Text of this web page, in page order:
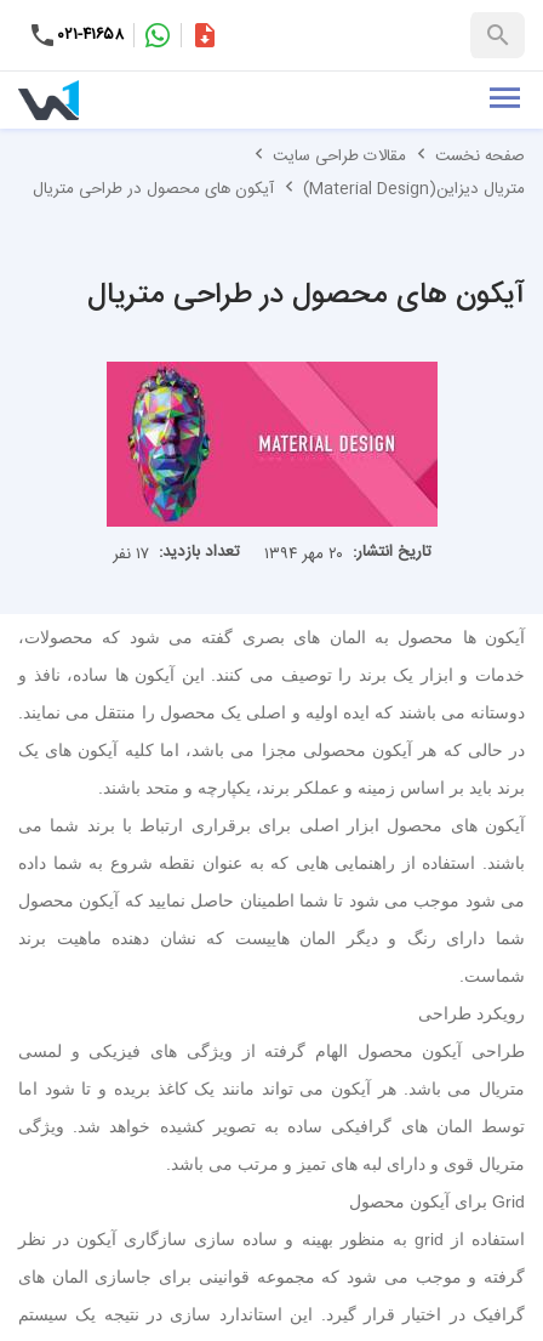
۰۲۱-۴۱۶۵۸
+۹۸-کاتالوگ
صفحه نخست
مقالات طراحی سایت
متریال دیزاین(Material Design)
آیکون های محصول در طراحی متریال
آیکون های محصول در طراحی متریال
تاریخ انتشار: ۲۰ مهر ۱۳۹۴ تعداد بازدید: ۱۷ نفر
آیکون ها محصول به المان های بصری گفته می شود که محصولات،
خدمات و ابزار یک برند را توصیف می کنند. این آیکون ها ساده، نافذ و
دوستانه می باشند که ایده اولیه و اصلی یک محصول را منتقل می نمایند.
در حالی که هر آیکون محصولی مجزا می باشد، اما کلیه آیکون های یک
برند باید بر اساس زمینه و عملکر برند، یکپارچه و متحد باشند.
آیکون های محصول ابزار اصلی برای برقراری ارتباط با برند شما می
باشند. استفاده از راهنمایی هایی که به عنوان نقطه شروع به شما داده
می شود موجب می شود تا شما اطمینان حاصل نمایید که آیکون محصول
شما دارای رنگ و دیگر المان هاییست که نشان دهنده ماهیت برند
شماست.
رویکرد طراحی
طراحی آیکون محصول الهام گرفته از ویژگی های فیزیکی و لمسی
متریال می باشد. هر آیکون می تواند مانند یک کاغذ بریده و تا شود اما
توسط المان های گرافیکی ساده به تصویر کشیده خواهد شد. ویژگی
متریال قوی و دارای لبه های تمیز و مرتب می باشد.
Grid برای آیکون محصول
استفاده از grid به منظور بهینه و ساده سازی سازگاری آیکون در نظر
گرفته و موجب می شود که مجموعه قوانینی برای جاسازی المان های
گرافیک در اختیار قرار گیرد. این استاندارد سازی در نتیجه یک سیستم